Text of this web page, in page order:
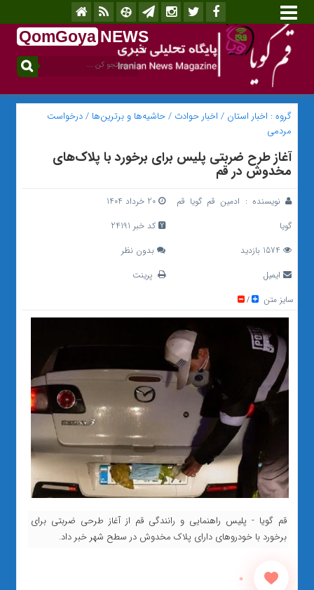
QomGoya NEWS
.ir
گروه : اخبار استان / اخبار حوادث /حاشیه‌ها و برترین‌ها /درخواست
مردمی
آغاز طرح ضربتی پلیس برای برخورد با پلاک‌های
مخدوش در قم
نویسنده : ادمین قم گویا قم
گویا
20 خرداد 1404
کد خبر 24191
1574 بازدید
بدون نظر
ایمیل
پرینت
سایز متن
/
قم گویا - پلیس راهنمایی و رانندگی قم از آغاز طرحی ضربتی برای
برخورد با خودروهای دارای پلاک مخدوش در سطح شهر خبر داد.
0